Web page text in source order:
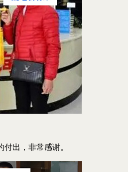
出，非常感谢。